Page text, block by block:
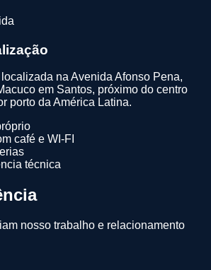
na Avenida Afonso Pena,
em Santos, próximo do centro
porto da América Latina.
café e WI-FI
técnica
nosso trabalho e relacionamento